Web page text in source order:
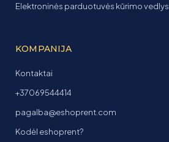
Elektroninės parduotuvės kūrimo vedlys
KOMPANIJA
Kontaktai
+37069544414
pagalba@eshoprent.com
Kodėl eshoprent?